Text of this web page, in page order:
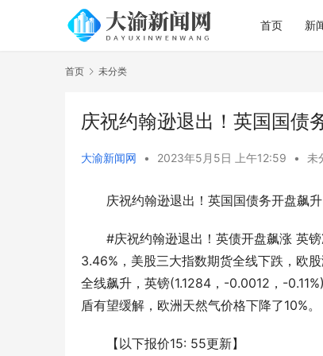
首页 新
首页 未分类
庆祝约翰逊退出！英国国债
大渝新闻网 • 2023年5月5日 上午12:59 • 未
庆祝约翰逊退出！英国国债务开盘飙
#庆祝约翰逊退出！英债开盘飙涨 英
3.46%，美股三大指数期货全线下跌，欧
全线飙升，英镑(1.1284，-0.0012，-
盾有望缓解，欧洲天然气价格下降了10%。
【以下报价15: 55更新】